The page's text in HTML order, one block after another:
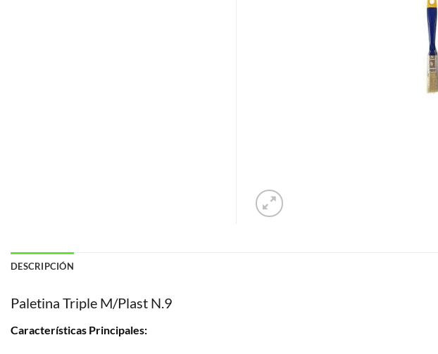
DESCRIPCIÓN
Paletina Triple M/Plast N.9
Características Principales: